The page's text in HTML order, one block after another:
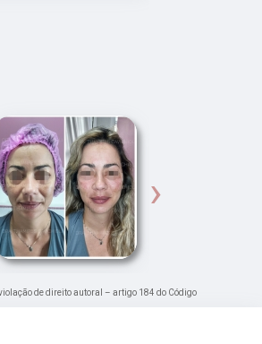
›
de direito autoral – artigo 184 do Código